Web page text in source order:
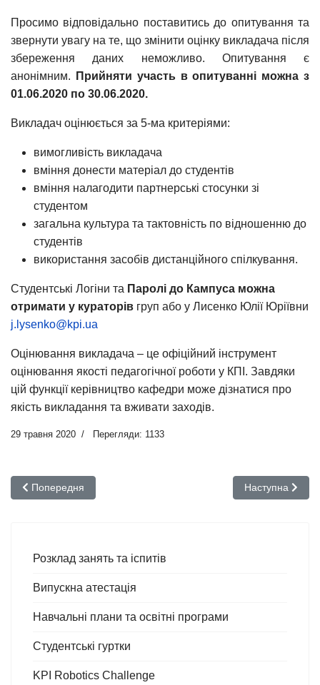
Просимо відповідально поставитись до опитування та
звернути увагу на те, що змінити оцінку викладача після
збереження даних неможливо. Опитування є
анонімним.
Прийняти участь в опитуванні можна з
01.06.2020 по 30.06.2020.
Викладач оцінюється за 5-ма критеріями:
вимогливість викладача
вміння донести матеріал до студентів
вміння налагодити партнерські стосунки зі
студентом
загальна культура та тактовність по відношенню до
студентів
використання засобів дистанційного спілкування.
Студентські Логіни та Паролі до Кампуса можна
отримати у кураторів груп або у Лисенко Юлії Юріївни
j.lysenko@kpi.ua
Оцінювання викладача – це офіційний інструмент
оцінювання якості педагогічної роботи у КПІ. Завдяки
цій функції керівництво кафедри може дізнатися про
якість викладання та вживати заходів.
29 травня 2020 Перегляди: 1133
Попередня стаття: Рівень дотримання академічної
Попередня Наступна
Наступна
Розклад занять та іспитів
Випускна атестація
Навчальні плани та освітні програми
Студентські гуртки
KPI Robotics Challenge